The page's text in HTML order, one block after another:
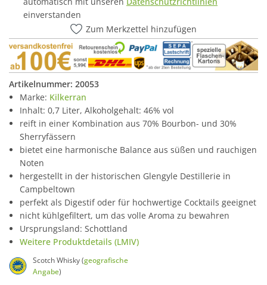
einverstanden
Zum Merkzettel hinzufügen
Artikelnummer: 20053
Marke: Kilkerran
Inhalt: 0,7 Liter, Alkoholgehalt: 46% vol
reift in einer Kombination aus 70% Bourbon- und 30%
Sherryfässern
bietet eine harmonische Balance aus süßen und rauchigen
Noten
hergestellt in der historischen Glengyle Destillerie in
Campbeltown
perfekt als Digestif oder für hochwertige Cocktails geeignet
nicht kühlgefiltert, um das volle Aroma zu bewahren
Ursprungsland: Schottland
Weitere Produktdetails (LMIV)
Scotch Whisky (geografische
Angabe)